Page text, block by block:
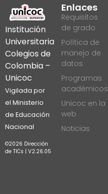
Institución
Universitaria
Colegios de
Colombia –
Unicoc
Vigilada por
el Ministerio
de Educación
Nacional
©2026 Dirección
de TICs | V2.26.05
Enlaces
Requisitos
de grado
Política de
manejo de
datos
Programas
académicos
Unicoc en la
web
Noticias